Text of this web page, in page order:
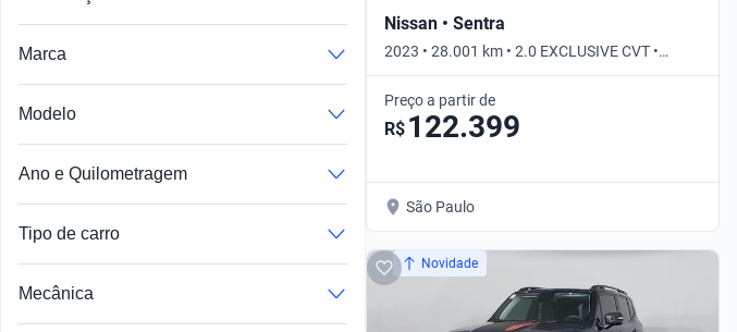
Marca
Modelo
Ano e Quilometragem
Tipo de carro
Mecânica
Nissan • Sentra
2023 • 28.001 km • 2.0 EXCLUSIVE CVT •
Automático
Preço a partir de
R$ 122.399
São Paulo
Novidade